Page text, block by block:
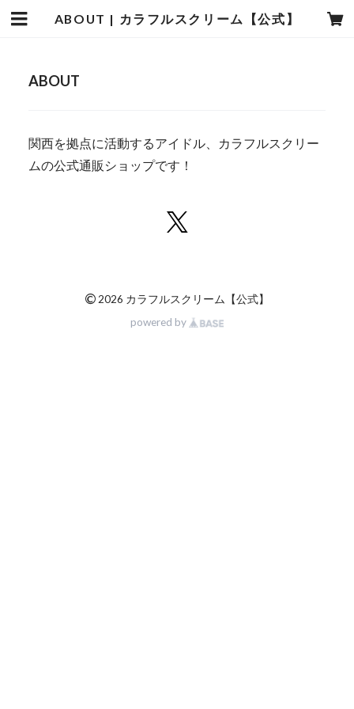
ABOUT | カラフルスクリーム【公式】
ABOUT
関西を拠点に活動するアイドル、カラフルスクリー
ムの公式通販ショップです！
© 2026 カラフルスクリーム【公式】
powered by